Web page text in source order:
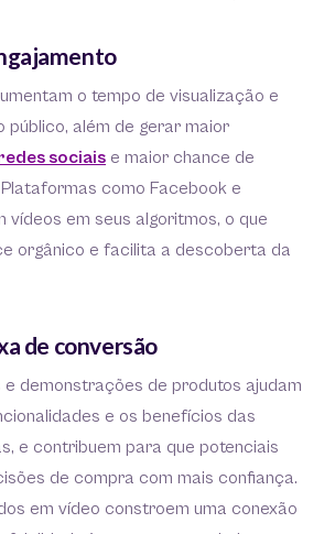
o tempo de visualização e
público, além de gerar maior
sociais e maior chance de
como Facebook e
vídeos em seus algoritmos, o que
orgânico e facilita a descoberta da
de conversão
demonstrações de produtos ajudam
e os benefícios das
e contribuem para que potenciais
de compra com mais confiança.
em vídeo constroem uma conexão